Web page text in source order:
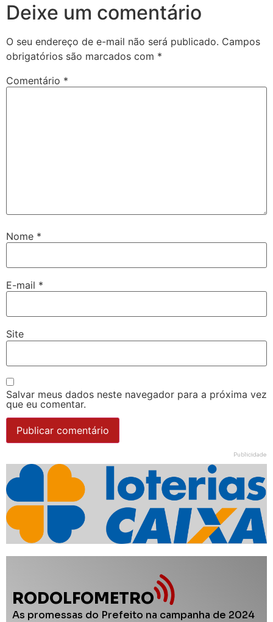
Deixe um comentário
O seu endereço de e-mail não será publicado. Campos
obrigatórios são marcados com *
Comentário *
Nome *
E-mail *
Site
Salvar meus dados neste navegador para a próxima vez
que eu comentar.
Publicidade
RODOLFOMETRO
As promessas do Prefeito na campanha de 2024